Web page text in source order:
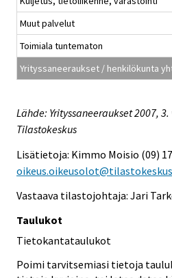
Muut palvelut
Toimiala tuntematon
Yrityssaneeraukset / henkilökunta
Lähde: Yrityssaneeraukset 2007,
Tilastokeskus
Lisätietoja: Kimmo Moisio (09)
Vastaava tilastojohtaja: Jari
Taulukot
Tietokantataulukot
Poimi tarvitsemiasi tietoja